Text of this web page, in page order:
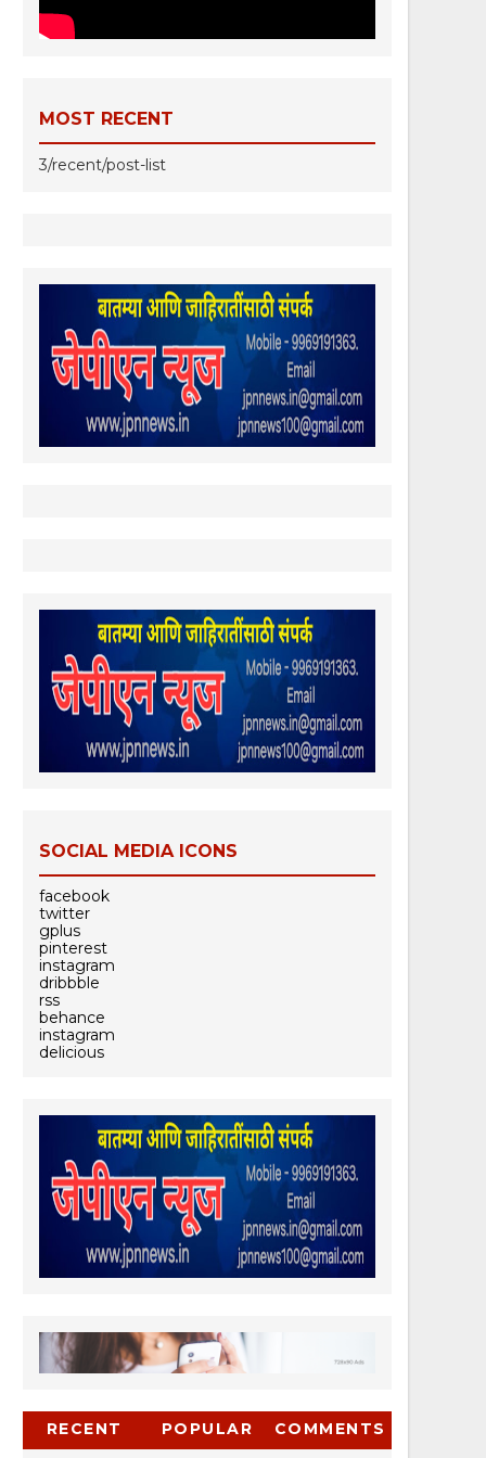
MOST RECENT
3/recent/post-list
SOCIAL MEDIA ICONS
facebook
twitter
gplus
pinterest
instagram
dribbble
rss
behance
instagram
delicious
RECENT POPULAR COMMENTS